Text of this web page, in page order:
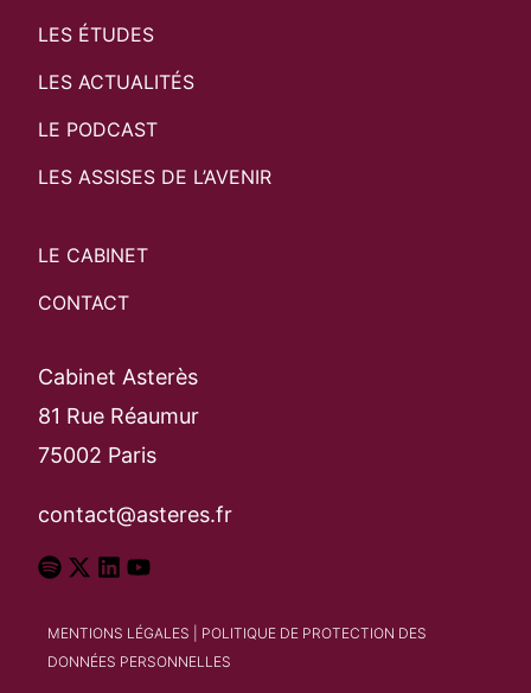
LES ÉTUDES
LES ACTUALITÉS
LE PODCAST
LES ASSISES DE L’AVENIR
LE CABINET
CONTACT
Cabinet Asterès
81 Rue Réaumur
75002 Paris
contact@asteres.fr
MENTIONS LÉGALES
POLITIQUE DE PROTECTION DES
DONNÉES PERSONNELLES